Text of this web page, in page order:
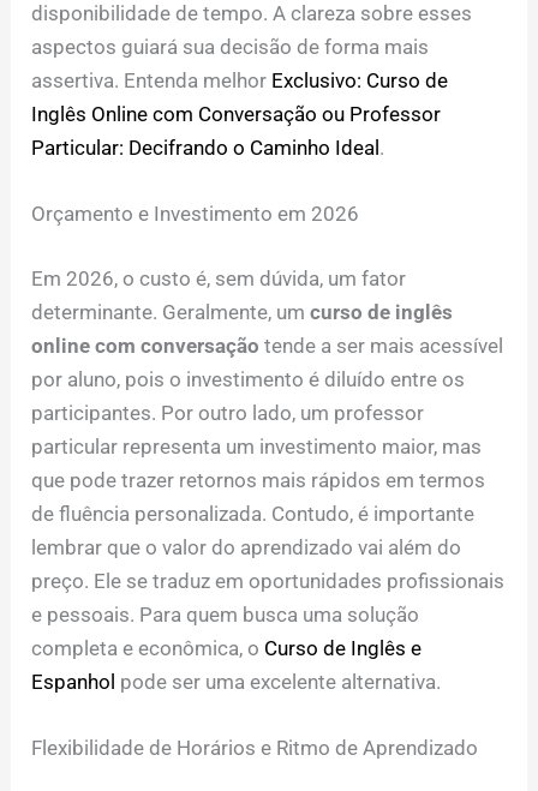
disponibilidade de tempo. A clareza sobre esses
aspectos guiará sua decisão de forma mais
assertiva. Entenda melhor Exclusivo: Curso de
Inglês Online com Conversação ou Professor
Particular: Decifrando o Caminho Ideal.
Orçamento e Investimento em 2026
Em 2026, o custo é, sem dúvida, um fator
determinante. Geralmente, umcurso de inglês
online com conversação tende a ser mais acessível
por aluno, pois o investimento é diluído entre os
participantes. Por outro lado, um professor
particular representa um investimento maior, mas
que pode trazer retornos mais rápidos em termos
de fluência personalizada. Contudo, é importante
lembrar que o valor do aprendizado vai além do
preço. Ele se traduz em oportunidades profissionais
e pessoais. Para quem busca uma solução
completa e econômica, o Curso de Inglês e
Espanhol pode ser uma excelente alternativa.
Flexibilidade de Horários e Ritmo de Aprendizado